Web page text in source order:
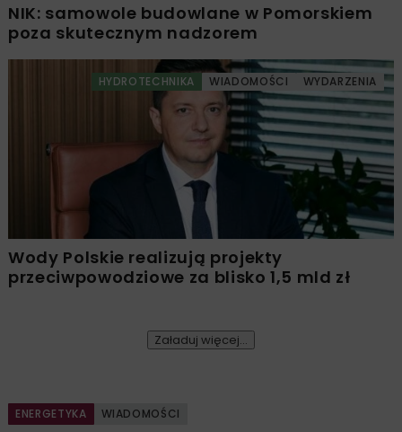
NIK: samowole budowlane w Pomorskiem
poza skutecznym nadzorem
HYDROTECHNIKA WIADOMOŚCI WYDARZENIA
Wody Polskie realizują projekty
przeciwpowodziowe za blisko 1,5 mld zł
Załaduj więcej...
ENERGETYKA WIADOMOŚCI